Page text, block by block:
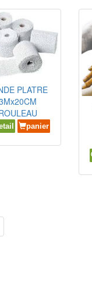
PLATRE
panier